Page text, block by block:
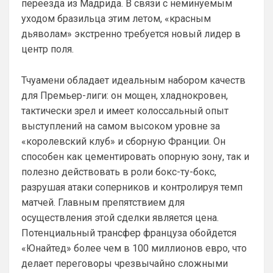
переезда из Мадрида. В связи с неминуемым
уходом бразильца этим летом, «красным
дьяволам» экстренно требуется новый лидер в
центр поля.
Тчуамени обладает идеальным набором качеств
для Премьер-лиги: он мощен, хладнокровен,
тактически зрел и имеет колоссальный опыт
выступлений на самом высоком уровне за
«королевский клуб» и сборную Франции. Он
способен как цементировать опорную зону, так и
полезно действовать в роли бокс-ту-бокс,
разрушая атаки соперников и контролируя темп
матчей. Главным препятствием для
осуществления этой сделки является цена.
Потенциальный трансфер француза обойдется
«Юнайтед» более чем в 100 миллионов евро, что
делает переговоры чрезвычайно сложными
SkyNet• 00:50
Ответ для Аристократ
Думаешь нет ?)А я думаю он наблюдает,
выжидает, и ждет подходящего момента
для «удара»
Аристократ• 01:06
Ответ для SkyNet
Может для удава? ))
Ааа, Кибер это ты , я только щас догнал
про Скайнет )
• 01:48
Челси)))
Britball• 01:50
Пацаны, будет время поставьте в
профиле любимый клуб, если еще не
поставили. Он будет отображаться в
комментах. Писать с большой буквы, без